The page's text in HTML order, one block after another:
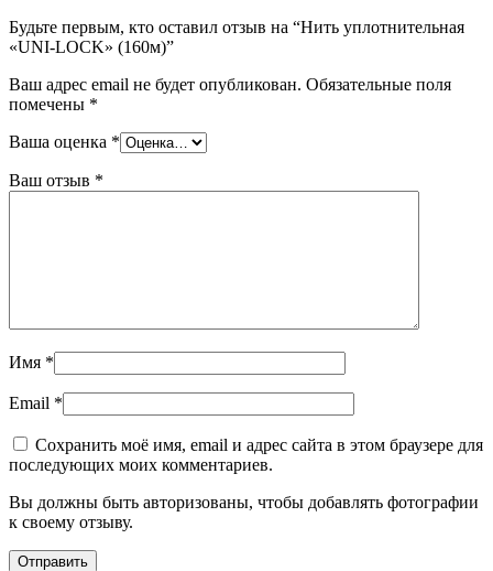
Будьте первым, кто оставил отзыв на “Нить уплотнительная
«UNI-LOCK» (160м)”
Ваш адрес email не будет опубликован. Обязательные поля
помечены *
Ваша оценка *
Ваш отзыв *
Имя *
Email *
Сохранить моё имя, email и адрес сайта в этом браузере для
последующих моих комментариев.
Вы должны быть авторизованы, чтобы добавлять фотографии
к своему отзыву.